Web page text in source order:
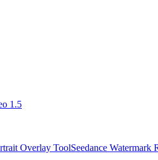
1.5
Overlay ToolSeedance Watermark